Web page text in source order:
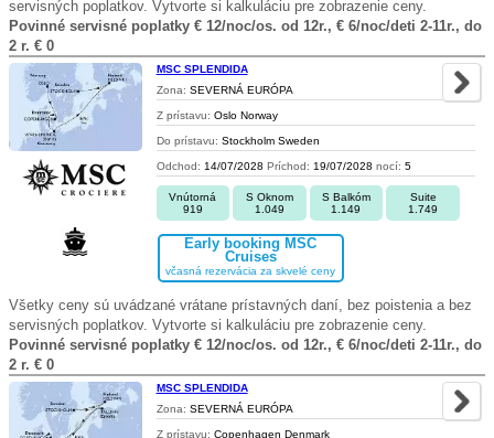
servisných poplatkov. Vytvorte si kalkuláciu pre zobrazenie ceny.
Povinné servisné poplatky € 12/noc/os. od 12r., € 6/noc/deti 2-11r., do
2 r. € 0
MSC SPLENDIDA
Zona: SEVERNÁ EURÓPA
Z prístavu: Oslo Norway
Do prístavu: Stockholm Sweden
Odchod: 14/07/2028 Príchod: 19/07/2028 nocí: 5
Vnútorná
919
S Oknom
1.049
S Balkóm
1.149
Suite
1.749
Early booking MSC
Cruises
včasná rezervácia za skvelé ceny
Všetky ceny sú uvádzané vrátane prístavných daní, bez poistenia a bez
servisných poplatkov. Vytvorte si kalkuláciu pre zobrazenie ceny.
Povinné servisné poplatky € 12/noc/os. od 12r., € 6/noc/deti 2-11r., do
2 r. € 0
MSC SPLENDIDA
Zona: SEVERNÁ EURÓPA
Z prístavu: Copenhagen Denmark